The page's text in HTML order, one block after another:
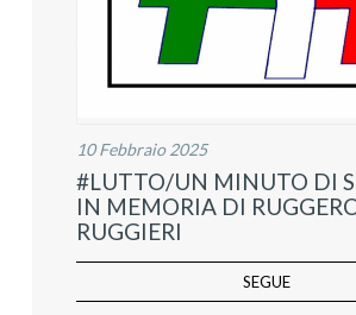
10 Febbraio 2025
#LUTTO/UN MINUTO DI
IN MEMORIA DI
RUGGIERI
SEGUE